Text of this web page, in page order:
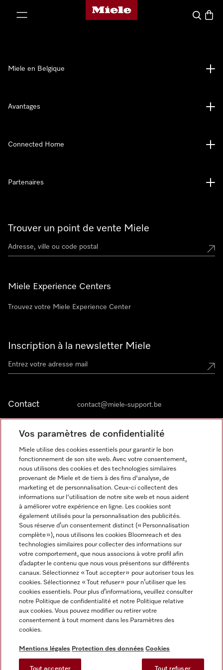
Page d'accueil de Miele
Search
Trouver un point de vente Miele
Miele Experience Centers
Trouvez votre Miele Experience Center
Inscription à la newsletter Miele
Contact contact@miele-support.be
Langue
FRANÇAIS
Miele en Belgique
Avantages
Connected Home
Partenaires
Informations légales
CGV
Protection des données
Conditions d’utilisation
Digital Services Act
Miele sur Facebook
Miele sur Youtube
Miele sur Instagram
Miele sur Pinterest
Vos paramètres de confidentialité
Miele utilise des cookies essentiels pour garantir le bon
fonctionnement de son site web. Avec votre consentement,
nous utilisons des cookies et des technologies similaires
provenant de Miele et de tiers à des fins d'analyse, de
marketing et de personnalisation. Ceux-ci collectent des
informations sur l'utilisation de notre site web et nous aident
à améliorer votre expérience en ligne. Les cookies sont
également utilisés pour la personnalisation des publicités.
Sous réserve d’un consentement distinct (« Personnalisation
complète »), nous utilisons les cookies Bloomreach et des
technologies similaires pour collecter des informations sur
votre comportement, que nous associons à votre profil afin
d’adapter le contenu que nous vous présentons sur différents
canaux. Sélectionnez « Tout accepter » pour autoriser tous les
cookies. Sélectionnez « Tout refuser » pour n’utiliser que les
cookies essentiels. Pour plus d’informations, veuillez consulter
notre Politique de confidentialité et notre Politique relative
aux cookies. Vous pouvez modifier ou retirer votre
consentement à tout moment dans les Paramètres des
cookies.
Mentions légales Protection des données Cookies